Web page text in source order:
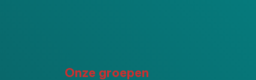
Onze groepen